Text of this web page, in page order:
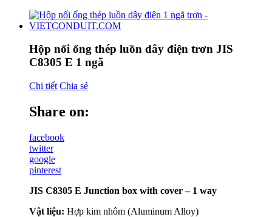
Hộp nối ống thép luồn dây điện trơn JIS
C8305 E 1 ngã
Chi tiết Chia sẻ
Share on:
facebook
twitter
google
pinterest
JIS C8305 E Junction box with cover – 1 way
Vật liệu: Hợp kim nhôm (Aluminum Alloy)